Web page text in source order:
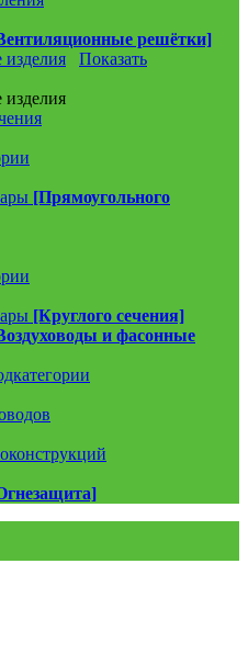
решётки]
Показать
[Прямоугольного
[Круглого сечения]
и фасонные